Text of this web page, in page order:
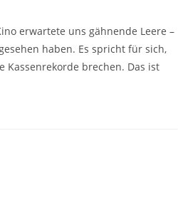
erwartete uns gähnende Leere –
haben. Es spricht für sich,
brechen. Das ist